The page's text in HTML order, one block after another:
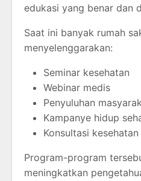
edukasi yang benar dan
Saat ini banyak rumah
menyelenggarakan:
Seminar kesehatan
Webinar medis
Penyuluhan
Kampanye hidup
Konsultasi
Program-program
meningkatkan